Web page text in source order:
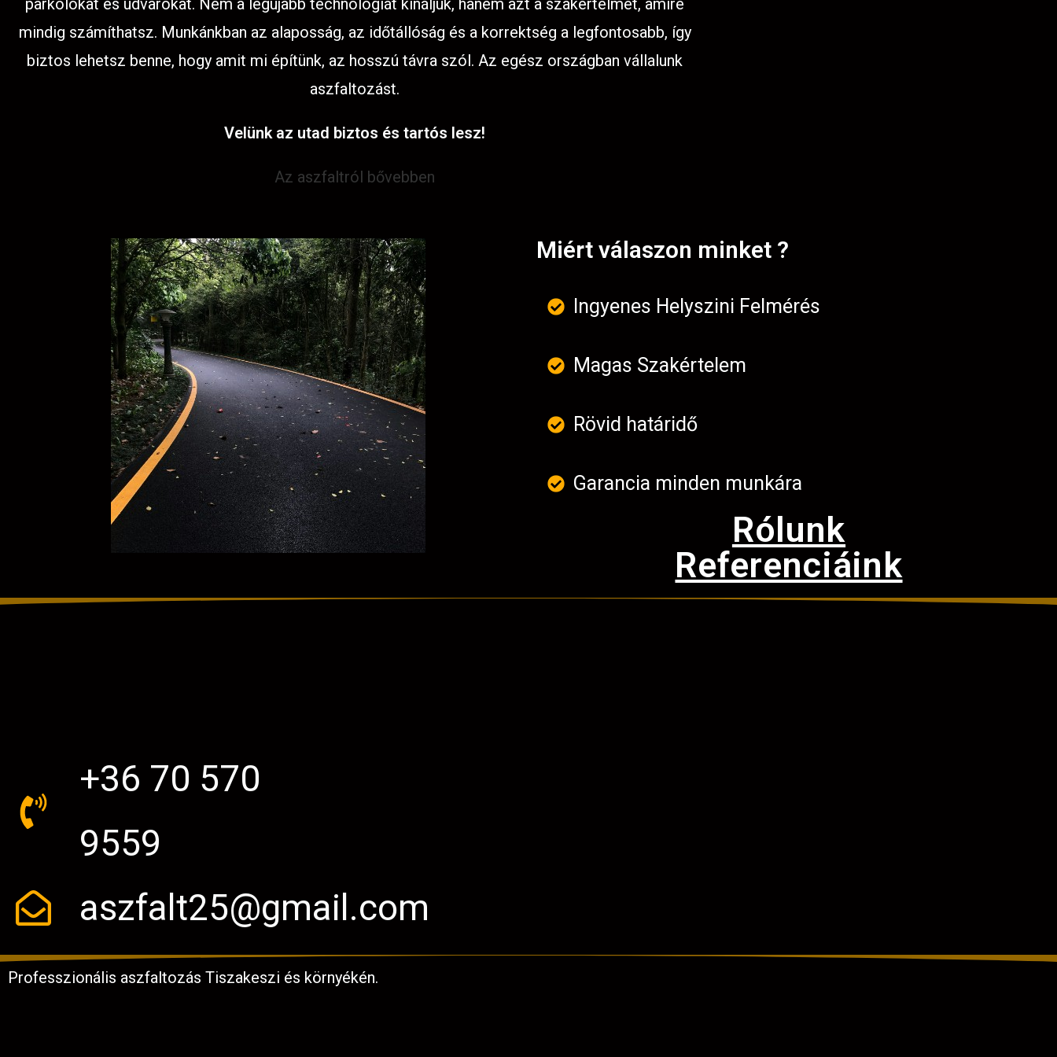
parkolókat és udvarokat. Nem a legújabb technológiát kínáljuk, hanem azt a szakértelmet, amire
mindig számíthatsz. Munkánkban az alaposság, az időtállóság és a korrektség a legfontosabb, így
biztos lehetsz benne, hogy amit mi építünk, az hosszú távra szól. Az egész országban vállalunk
aszfaltozást.
Velünk az utad biztos és tartós lesz!
Az aszfaltról bővebben
Miért válaszon minket ?
Ingyenes Helyszini Felmérés
Magas Szakértelem
Rövid határidő
Garancia minden munkára
Rólunk
Referenciáink
+36 70 570
9559
aszfalt25@gmail.com
Professzionális aszfaltozás Tiszakeszi és környékén.